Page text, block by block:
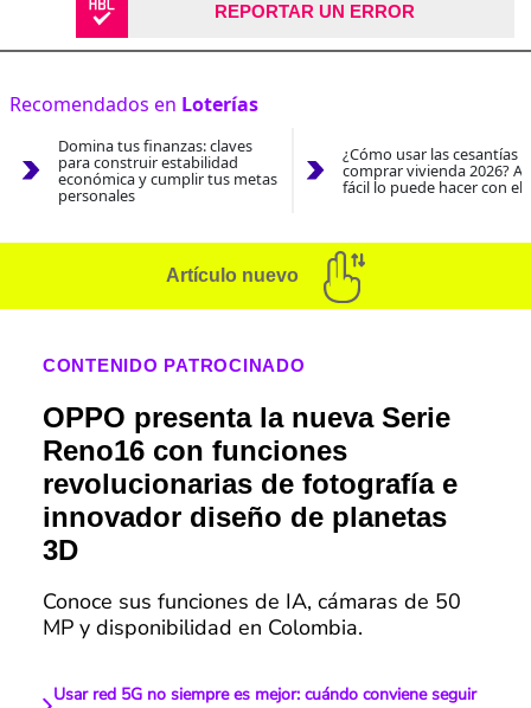
REPORTAR UN ERROR
Recomendados en Loterías
Domina tus finanzas: claves
para construir estabilidad
económica y cumplir tus metas
personales
¿Cómo usar las cesantías
comprar vivienda 2026?
fácil lo puede hacer con el
Artículo nuevo
CONTENIDO PATROCINADO
OPPO presenta la nueva Serie
Reno16 con funciones
revolucionarias de fotografía e
innovador diseño de planetas
3D
Conoce sus funciones de IA, cámaras de 50
MP y disponibilidad en Colombia.
Usar red 5G no siempre es mejor: cuándo conviene seguir